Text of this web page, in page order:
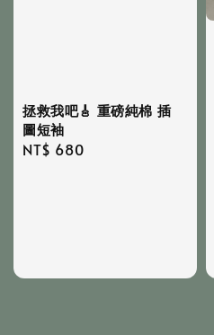
拯救我吧🎸 重磅純棉 插
圖短袖
Regular
NT$ 680